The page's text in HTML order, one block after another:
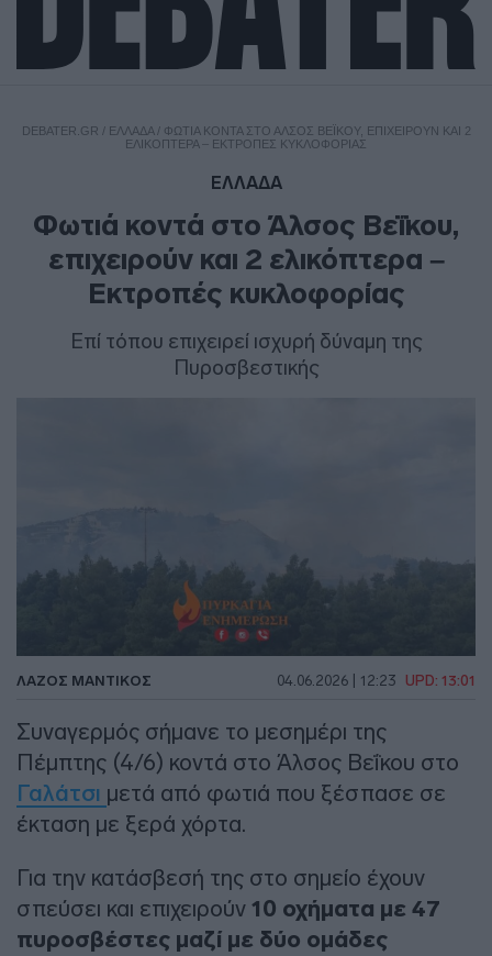
DEBATER.GR / ΕΛΛΑΔΑ/ ΦΩΤΙΆ ΚΟΝΤΆ ΣΤΟ ΆΛΣΟΣ ΒΕΪ́ΚΟΥ, ΕΠΙΧΕΙΡΟΎΝ ΚΑΙ 2
ΕΛΙΚΌΠΤΕΡΑ – ΕΚΤΡΟΠΈΣ ΚΥΚΛΟΦΟΡΊΑΣ
ΕΛΛΑΔΑ
Φωτιά κοντά στο Άλσος Βεΐκου,
επιχειρούν και 2 ελικόπτερα –
Εκτροπές κυκλοφορίας
Επί τόπου επιχειρεί ισχυρή δύναμη της
Πυροσβεστικής
ΛΑΖΟΣ ΜΑΝΤΙΚΟΣ 04.06.2026 | 12:23 UPD: 13:01
Συναγερμός σήμανε το μεσημέρι της
Πέμπτης (4/6) κοντά στο Άλσος Βεΐκου στο
Γαλάτσι μετά από φωτιά που ξέσπασε σε
έκταση με ξερά χόρτα.
Για την κατάσβεσή της στο σημείο έχουν
σπεύσει και επιχειρούν 10 οχήματα με 47
πυροσβέστες μαζί με δύο ομάδες